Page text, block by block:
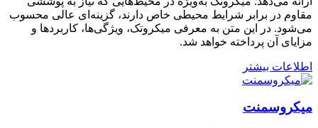
مقاوم در برابر شرایط محیطی خاص دارند، گزینه‌ای عالی محسوب
می‌شود. در این متن به معرفی میکروتک، ویژگی‌ها، کاربردها و
مزایای آن پرداخته خواهد شد.
اطلاعات بیشتر
میکروسمنت